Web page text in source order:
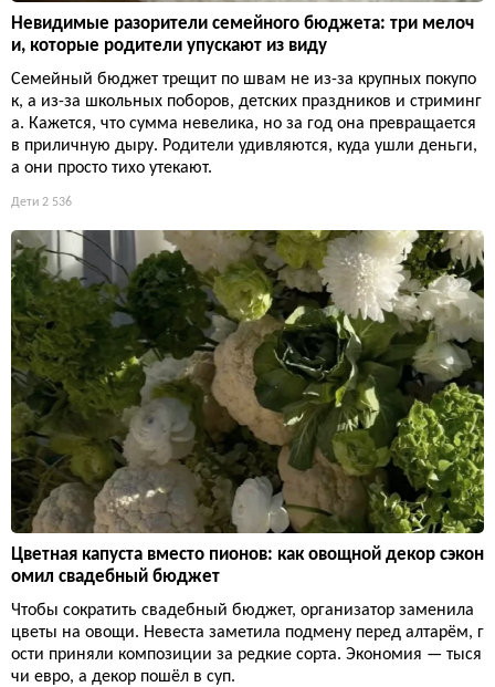
Невидимые разорители семейного бюджета: три мелоч
и, которые родители упускают из виду
Семейный бюджет трещит по швам не из-за крупных покупо
к, а из-за школьных поборов, детских праздников и стриминг
а. Кажется, что сумма невелика, но за год она превращается
в приличную дыру. Родители удивляются, куда ушли деньги,
а они просто тихо утекают.
Дети 2 536
Цветная капуста вместо пионов: как овощной декор сэкон
омил свадебный бюджет
Чтобы сократить свадебный бюджет, организатор заменила
цветы на овощи. Невеста заметила подмену перед алтарём, г
ости приняли композиции за редкие сорта. Экономия — тыся
чи евро, а декор пошёл в суп.